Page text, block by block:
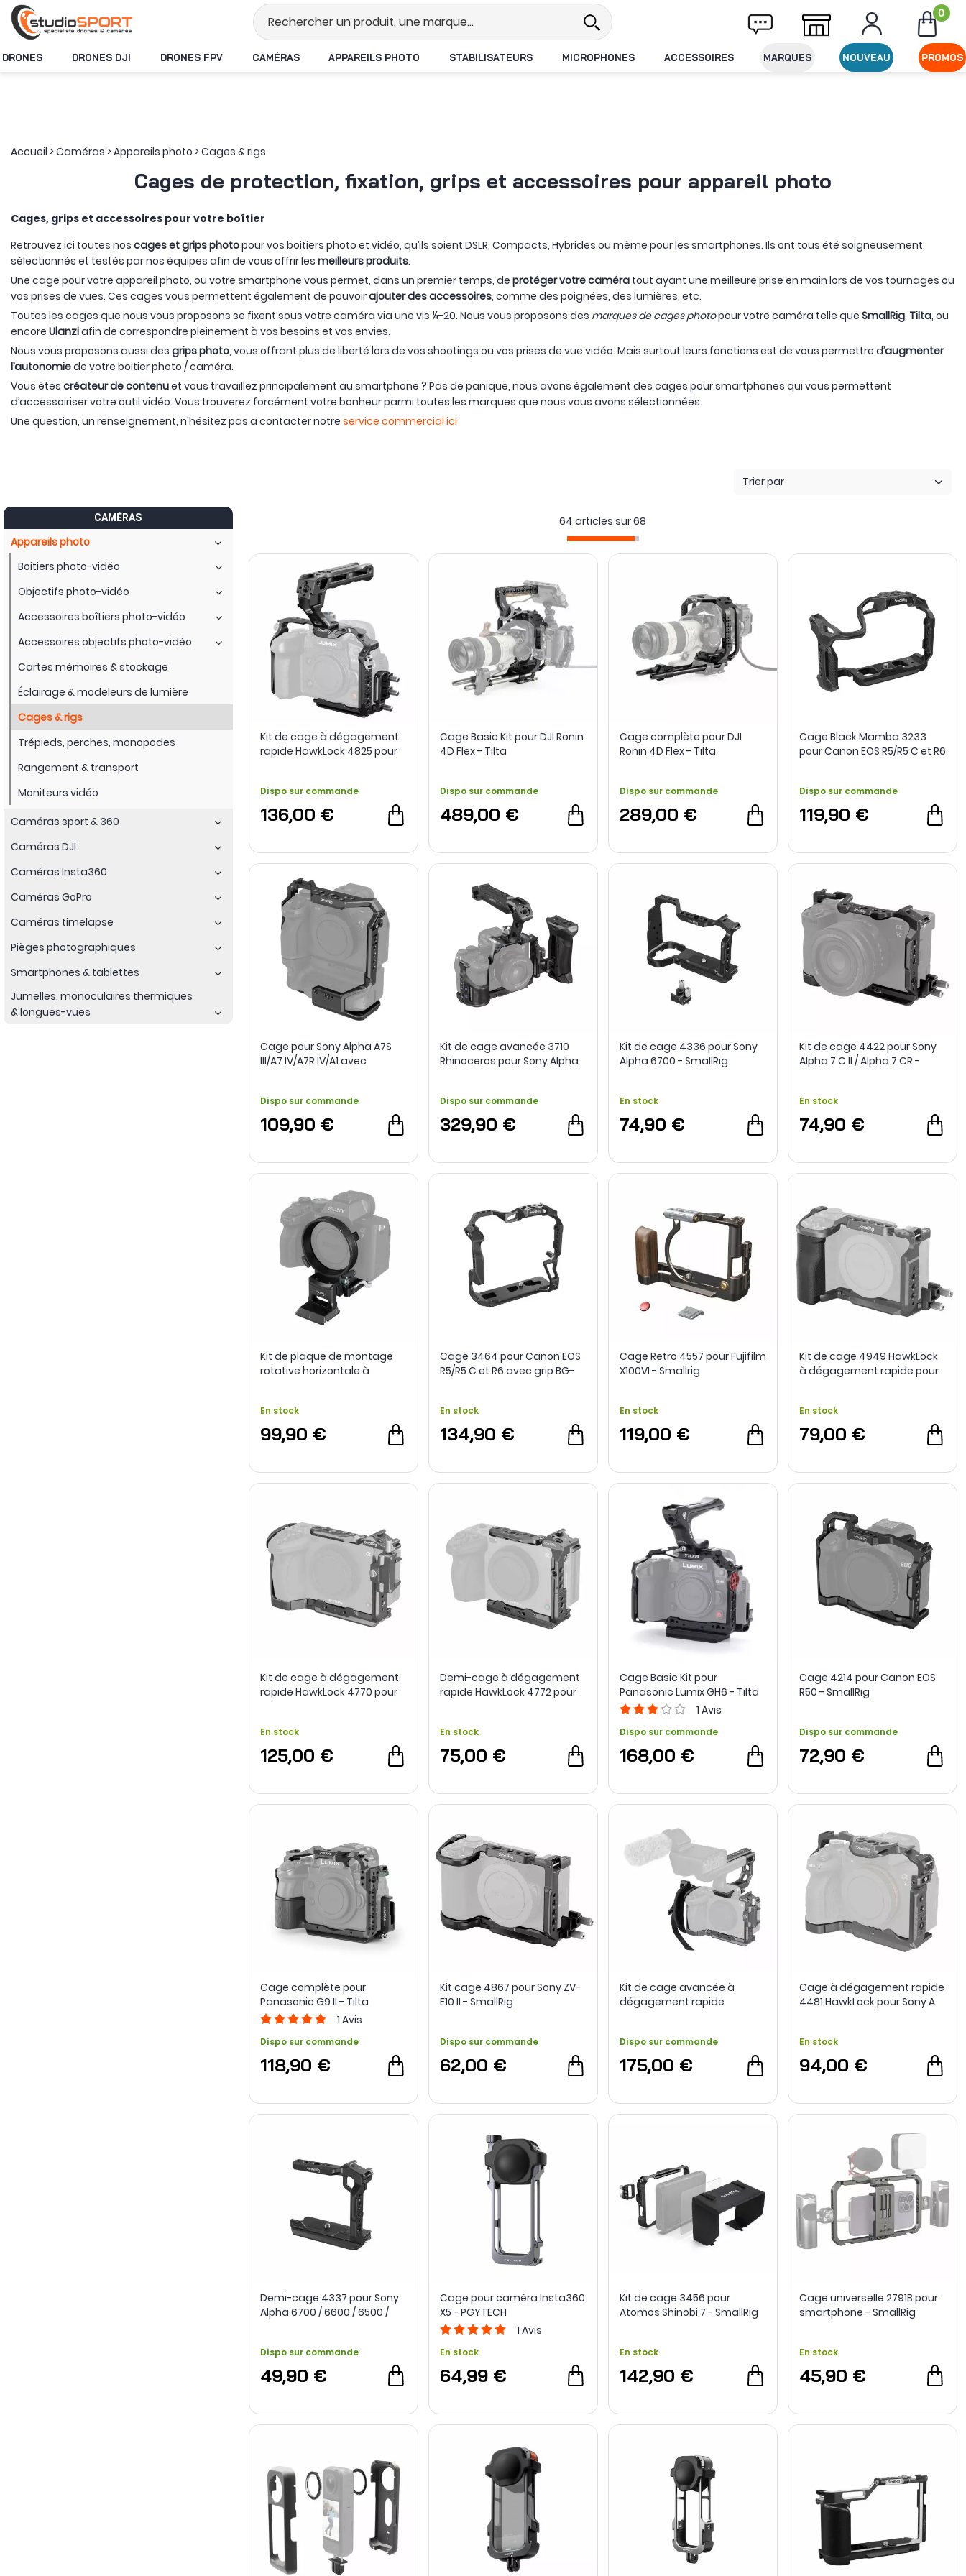
Stock en temps réel Livraison offerte dès 49€ d'achat Expédition
0
DRONES DRONES DJI DRONES FPV CAMÉRAS APPAREILS PHOTO STABILISATEURS MICROPHONES ACCESSOIRES MARQUES NOUVEAU PROMOS
Accueil >Caméras >Appareils photo >Cages & rigs
Cages de protection, fixation, grips et accessoires pour appareil photo
Cages, grips et accessoires pour votre boîtier
Retrouvez ici toutes nos cages et grips photopour vos boitiers photo et vidéo, qu’ils soient DSLR, Compacts, Hybrides ou même pour les smartphones. Ils ont tous été soigneusement
sélectionnés et testés par nos équipes afin de vous offrir les meilleurs produits.
Une cage pour votre appareil photo, ou votre smartphone vous permet, dans un premier temps, de protéger votre caméra tout ayant une meilleure prise en main lors de vos tournages ou
vos prises de vues. Ces cages vous permettent également de pouvoirajouter des accessoires, comme des poignées, des lumières, etc.
Toutes les cages que nous vous proposons se fixent sous votre caméra via une vis ¼-20. Nous vous proposons des marques de cages photopour votre caméra telle que SmallRig, Tilta, ou
encore Ulanziafin de correspondre pleinement à vos besoins et vos envies.
Nous vous proposons aussi des grips photo, vous offrant plus de liberté lors de vos shootings ou vos prises de vue vidéo. Mais surtout leurs fonctions est de vous permettre d’augmenter
l’autonomiede votre boitier photo / caméra.
Vous êtes créateur de contenuet vous travaillez principalement au smartphone ? Pas de panique, nous avons également des cages pour smartphones qui vous permettent
d’accessoiriser votre outil vidéo. Vous trouverez forcément votre bonheur parmi toutes les marques que nous vous avons sélectionnées.
Une question, un renseignement, n'hésitez pas a contacter notre service commercial ici
Trier par
CAMÉRAS
Appareils photo
Boitiers photo-vidéo
Objectifs photo-vidéo
Accessoires boîtiers photo-vidéo
Accessoires objectifs photo-vidéo
Cartes mémoires & stockage
Éclairage & modeleurs de lumière
Cages & rigs
Trépieds, perches, monopodes
Rangement & transport
Moniteurs vidéo
Caméras sport & 360
Caméras DJI
Caméras Insta360
Caméras GoPro
Caméras timelapse
Pièges photographiques
Smartphones & tablettes
Jumelles, monoculaires thermiques
& longues-vues
64 articles sur68
Kit de cage à dégagement
rapide HawkLock 4825 pour
Dispo sur commande
136,00 €
Cage Basic Kit pour DJI Ronin
4D Flex - Tilta
Dispo sur commande
489,00 €
Cage complète pour DJI
Ronin 4D Flex - Tilta
Dispo sur commande
289,00 €
Cage Black Mamba 3233
pour Canon EOS R5/R5 C et R6
Dispo sur commande
119,90 €
Cage pour Sony Alpha A7S
III/A7 IV/A7R IV/A1 avec
Dispo sur commande
109,90 €
Kit de cage avancée 3710
Rhinoceros pour Sony Alpha
Dispo sur commande
329,90 €
Kit de cage 4336 pour Sony
Alpha 6700 - SmallRig
En stock
74,90 €
Kit de cage 4422 pour Sony
Alpha 7 C II / Alpha 7 CR -
En stock
74,90 €
Kit de plaque de montage
rotative horizontale à
En stock
99,90 €
Cage 3464 pour Canon EOS
R5/R5 C et R6 avec grip BG-
En stock
134,90 €
Cage Retro 4557 pour Fujifilm
X100VI - Smallrig
En stock
119,00 €
Kit de cage 4949 HawkLock
à dégagement rapide pour
En stock
79,00 €
Kit de cage à dégagement
rapide HawkLock 4770 pour
En stock
125,00 €
Demi-cage à dégagement
rapide HawkLock 4772 pour
En stock
75,00 €
Cage Basic Kit pour
Panasonic Lumix GH6 - Tilta
1 Avis
Dispo sur commande
168,00 €
Cage 4214 pour Canon EOS
R50 - SmallRig
Dispo sur commande
72,90 €
Cage complète pour
Panasonic G9 II - Tilta
1 Avis
Dispo sur commande
118,90 €
Kit cage 4867 pour Sony ZV-
E10 II - SmallRig
Dispo sur commande
62,00 €
Kit de cage avancée à
dégagement rapide
Dispo sur commande
175,00 €
Cage à dégagement rapide
4481 HawkLock pour Sony A
En stock
94,00 €
Demi-cage 4337 pour Sony
Alpha 6700 / 6600 / 6500 /
Dispo sur commande
49,90 €
Cage pour caméra Insta360
X5 - PGYTECH
1 Avis
En stock
64,99 €
Kit de cage 3456 pour
Atomos Shinobi 7 - SmallRig
En stock
142,90 €
Cage universelle 2791B pour
smartphone - SmallRig
En stock
45,90 €